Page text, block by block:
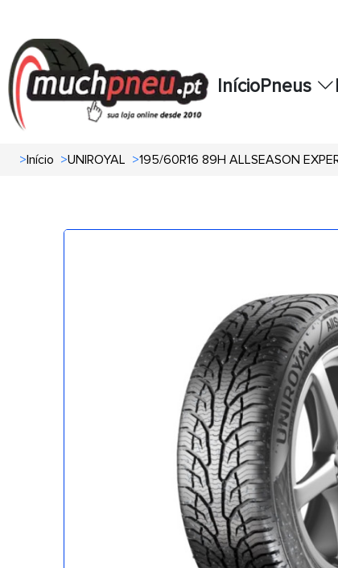
InícioPneus
>Início >UNIROYAL >195/60R16 89H ALLSEASON